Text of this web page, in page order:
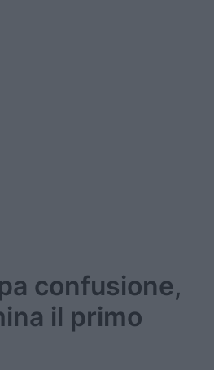
confusione,
il primo